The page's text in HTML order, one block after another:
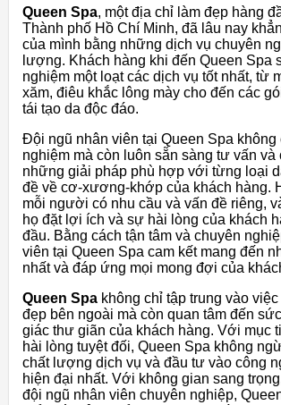
Queen Spa, một địa chỉ làm đẹp hàng
Thành phố Hồ Chí Minh, đã lâu nay
của mình bằng những dịch vụ chuyên
lượng. Khách hàng khi đến Queen Spa
nghiệm một loạt các dịch vụ tốt nhất, từ
xăm, điêu khắc lông mày cho đến các
tái tạo da độc đáo.
Đội ngũ nhân viên tại Queen Spa không
nghiệm mà còn luôn sẵn sàng tư vấn và
những giải pháp phù hợp với từng loại
đề về cơ-xương-khớp của khách hàng.
mỗi người có nhu cầu và vấn đề riêng,
họ đặt lợi ích và sự hài lòng của khách
đầu. Bằng cách tận tâm và chuyên
viên tại Queen Spa cam kết mang đến
nhất và đáp ứng mọi mong đợi của
Queen Spa không chỉ tập trung vào
đẹp bên ngoài mà còn quan tâm đến
giác thư giãn của khách hàng. Với mục
hài lòng tuyệt đối, Queen Spa không
chất lượng dịch vụ và đầu tư vào công
hiện đại nhất. Với không gian sang
đội ngũ nhân viên chuyên nghiệp,